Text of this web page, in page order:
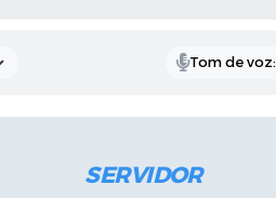
Tom de voz:
SERVIDOR